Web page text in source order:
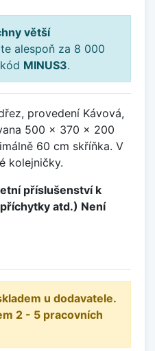
větší
alespoň za 8 000
MINUS3.
provedení Kávová,
500 x 370 x 200
60 cm skříňka. V
kolejničky.
příslušenství k
atd.) Není
u dodavatele.
2 - 5 pracovních